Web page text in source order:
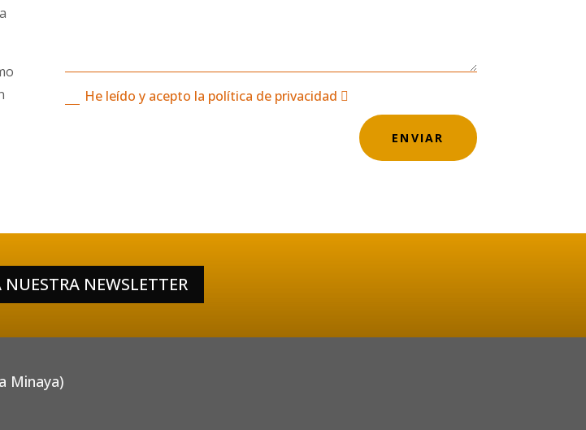
He leído y acepto la política de privacidad
ENVIAR
NUESTRA NEWSLETTER
Minaya)